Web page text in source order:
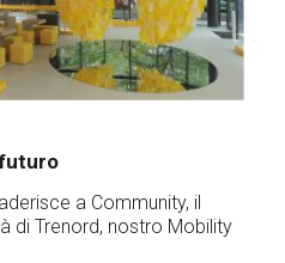
a Community, il
di Trenord, nostro Mobility